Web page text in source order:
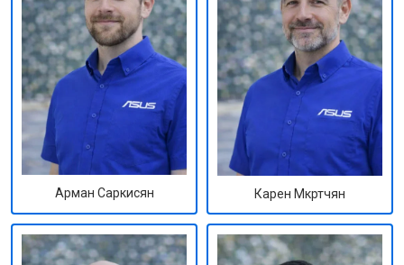
Арман Саркисян Карен Мкртчян